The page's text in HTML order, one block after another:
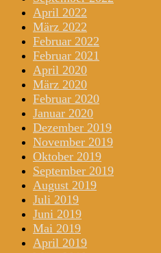
April 2022
März 2022
Februar 2022
Februar 2021
April 2020
März 2020
Februar 2020
Januar 2020
Dezember 2019
November 2019
Oktober 2019
September 2019
August 2019
Juli 2019
Juni 2019
Mai 2019
April 2019